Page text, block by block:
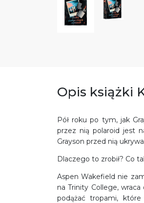
Opis książki
Pół roku po tym, jak
przez nią polaroid jest
Grayson przed nią
Dlaczego to zrobił? Co
Aspen Wakefield nie
na Trinity College,
podążać tropami,